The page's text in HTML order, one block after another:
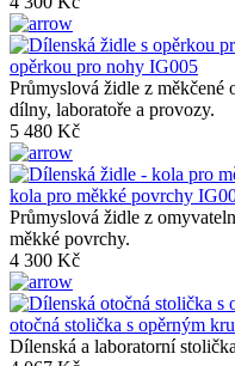
opěrkou pro nohy IG005
Průmyslová židle z měkčené
dílny, laboratoře a provozy.
5 480 Kč
kola pro měkké povrchy
Průmyslová židle z
měkké povrchy.
4 300 Kč
otočná stolička s opěrným
Dílenská a laboratorní